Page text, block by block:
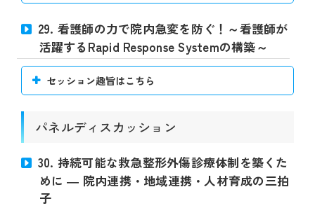
29. 看護師の力で院内急変を防ぐ！～看護師が
活躍するRapid Response Systemの構築～
セッション趣旨はこちら
パネルディスカッション
30. 持続可能な救急整形外傷診療体制を築くた
めに ― 院内連携・地域連携・人材育成の三拍
子